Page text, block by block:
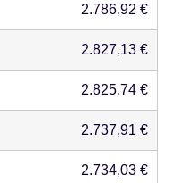
2.786,92 €
2.827,13 €
2.825,74 €
2.737,91 €
2.734,03 €